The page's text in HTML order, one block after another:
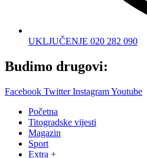
UKLJUČENJE 020 282 090
Budimo drugovi:
Facebook Twitter InstagramYoutube
Početna
Titogradske vijesti
Magazin
Sport
Extra +